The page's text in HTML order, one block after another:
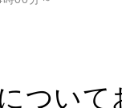
つい